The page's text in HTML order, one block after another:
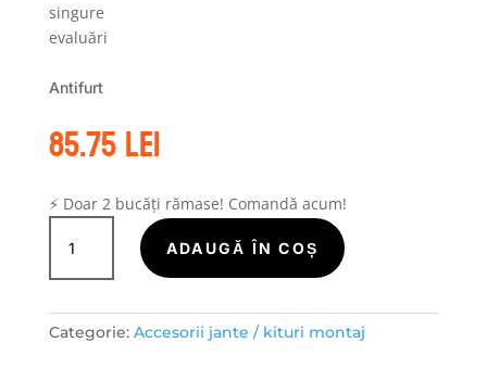
singure
evaluări
Antifurt
85.75lei
⚡ Doar 2 bucăți rămase! Comandă acum!
Cantitate
Antifurt
ADAUGĂ ÎN COȘ
Categorie: Accesorii jante / kituri montaj